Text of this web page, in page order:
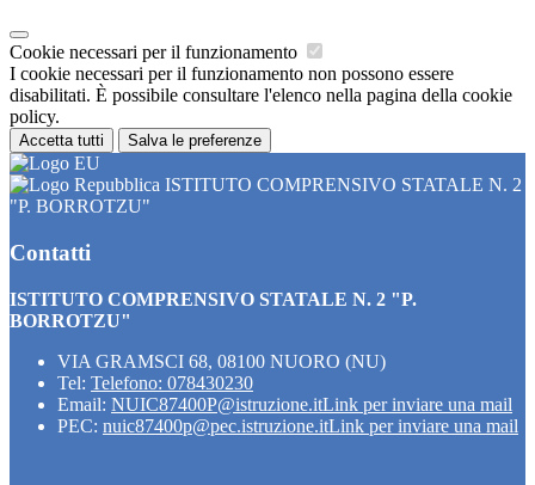
Cookie necessari per il funzionamento
I cookie necessari per il funzionamento non possono essere
disabilitati. È possibile consultare l'elenco nella pagina della cookie
policy.
Accetta tutti Salva le preferenze
ISTITUTO COMPRENSIVO STATALE N. 2
"P. BORROTZU"
Contatti
ISTITUTO COMPRENSIVO STATALE N. 2 "P.
BORROTZU"
VIA GRAMSCI 68, 08100 NUORO (NU)
Tel: Telefono: 078430230
Email: NUIC87400P@istruzione.itLink per inviare una mail
PEC: nuic87400p@pec.istruzione.itLink per inviare una mail